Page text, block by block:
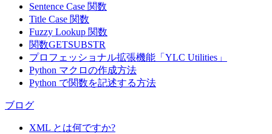
Sentence Case 関数
Title Case 関数
Fuzzy Lookup 関数
関数GETSUBSTR
プロフェッショナル拡張機能「YLC Utilities」
Python マクロの作成方法
Python で関数を記述する方法
ブログ
XML とは何ですか?